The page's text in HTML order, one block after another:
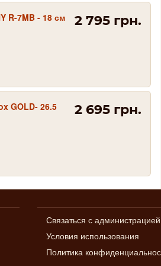
R-7MB - 18 см
2 795 грн.
GOLD- 26.5
2 695 грн.
Связаться с администрацией
Условия использования
Политика